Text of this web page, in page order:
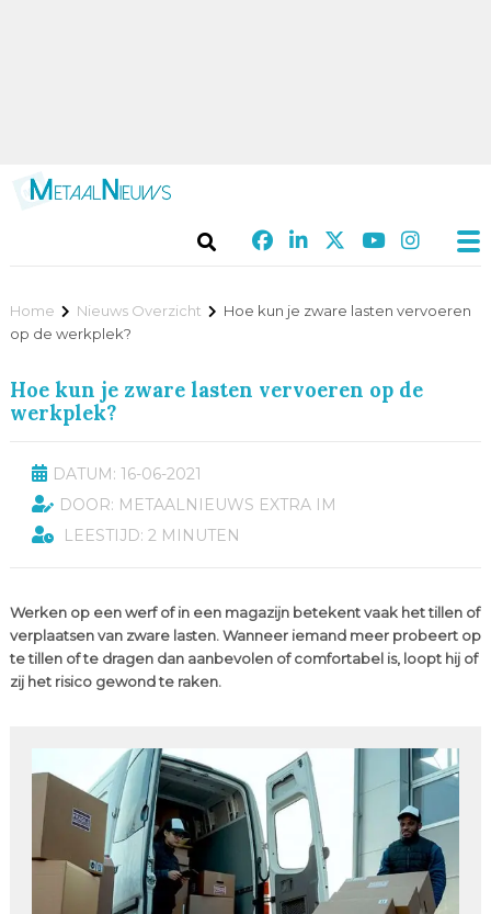
Home Nieuws Overzicht
Hoe kun je zware lasten vervoeren
op de werkplek?
Hoe kun je zware lasten vervoeren op de
werkplek?
DATUM: 16-06-2021
DOOR: METAALNIEUWS EXTRA IM
LEESTIJD: 2 MINUTEN
Werken op een werf of in een magazijn betekent vaak het tillen of
verplaatsen van zware lasten. Wanneer iemand meer probeert op
te tillen of te dragen dan aanbevolen of comfortabel is, loopt hij of
zij het risico gewond te raken.